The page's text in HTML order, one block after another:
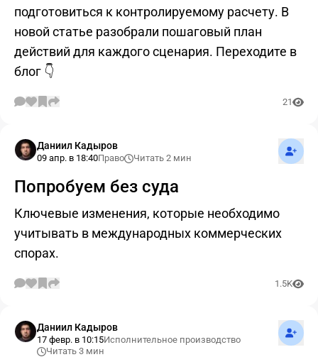
подготовиться к контролируемому расчету. В
новой статье разобрали пошаговый план
действий для каждого сценария. Переходите в
блог 👇
21
Даниил Кадыров
09 апр. в 18:40Право Читать 2 мин
Попробуем без суда
Ключевые изменения, которые необходимо
учитывать в международных коммерческих
спорах.
1.5K
Даниил Кадыров
17 февр. в 10:15Исполнительное производство
Читать 3 мин